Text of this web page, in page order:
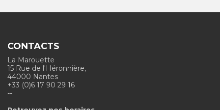
CONTACTS
La Marouette
15 Rue de l'Héronnière,
44000 Nantes
+33 (0)6 17 90 29 16
--